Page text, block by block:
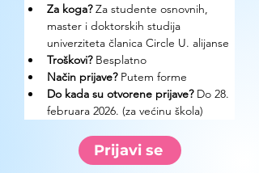
Za koga? Za studente osnovnih,
master i doktorskih studija
univerziteta članica Circle U. alijanse
Troškovi? Besplatno
Način prijave? Putem forme
Do kada su otvorene prijave? Do 28.
februara 2026. (za većinu škola)
Prijavi se